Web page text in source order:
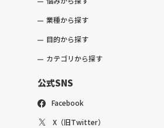
業種から探す
目的から探す
カテゴリから探す
公式SNS
Facebook
X（旧Twitter）